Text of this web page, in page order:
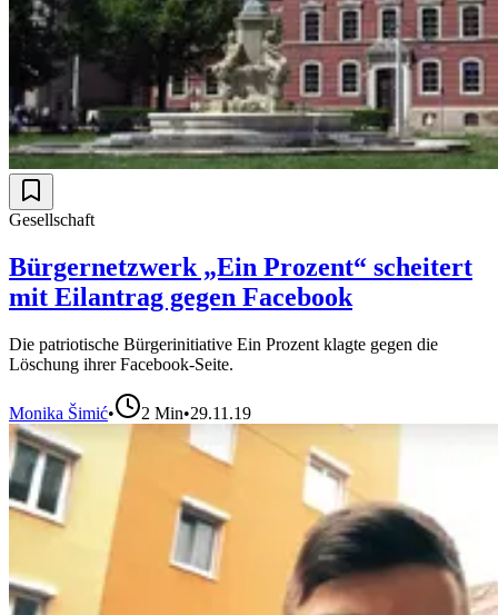
Gesellschaft
Bürgernetzwerk „Ein Prozent“ scheitert
mit Eilantrag gegen Facebook
Die patriotische Bürgerinitiative Ein Prozent klagte gegen die
Löschung ihrer Facebook-Seite.
Monika Šimić• 2 Min•29.11.19